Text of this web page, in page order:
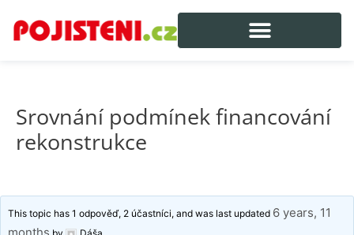
Srovnání podmínek financování
rekonstrukce
This topic has 1 odpověď, 2 účastníci, and was last updated 6 years, 11